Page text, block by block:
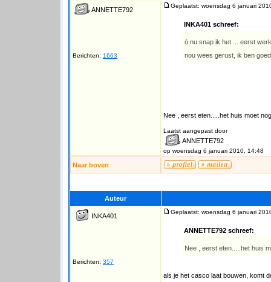
ANNETTE792
Berichten: 1663
Geplaatst: woensdag 6 januari
INKA401 schreef:
ó nu snap ik het ... eerst
nou wees gerust, ik ben
Nee , eerst eten.....het huis moet
Laatst aangepast door
ANNETTE792
op woensdag 6 januari 2010, 14:48
Naar boven
Auteur
INKA401
Berichten: 357
Geplaatst: woensdag 6 januari
ANNETTE792 schreef:
Nee , eerst eten.....het huis
als je het casco laat bouwen, komt